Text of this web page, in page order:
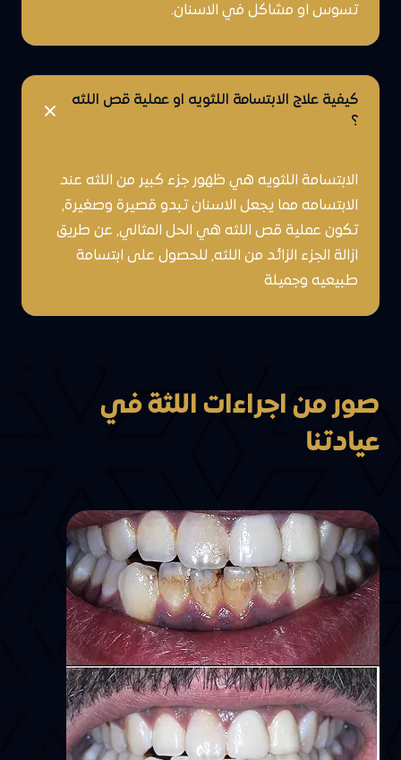
تسوس او مشاكل في الاسنان.
كيفية علاج الابتسامة اللثويه او عملية قص اللثه
؟
الابتسامة اللثويه هي ظهور جزء كبير من اللثه عند
الابتسامه مما يجعل الاسنان تبدو قصيرة وصغيرة,
تكون عملية قص اللثه هي الحل المثالي, عن طريق
ازالة الجزء الزائد من اللثه, للحصول على ابتسامة
طبيعيه وجميلة
صور من اجراءات اللثة في
عيادتنا